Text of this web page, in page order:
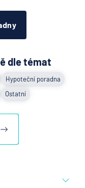
dle témat
Hypoteční poradna
Ostatní